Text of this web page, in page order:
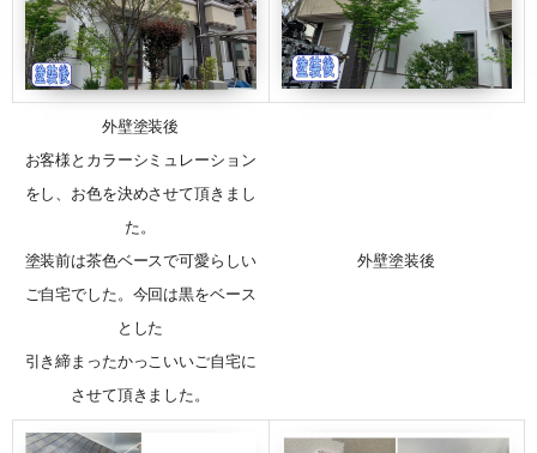
外壁塗装後
お客様とカラーシミュレーション
をし、お色を決めさせて頂きまし
た。
塗装前は茶色ベースで可愛らしい
ご自宅でした。今回は黒をベース
とした
引き締まったかっこいいご自宅に
させて頂きました。
外壁塗装後